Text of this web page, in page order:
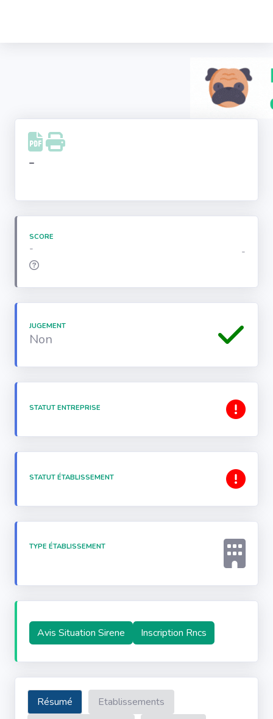
Facebook
Instagram
-
SCORE
- -
JUGEMENT
Non
STATUT ENTREPRISE
STATUT ÉTABLISSEMENT
TYPE ÉTABLISSEMENT
Avis Situation Sirene Inscription Rncs
Résumé
Etablissements